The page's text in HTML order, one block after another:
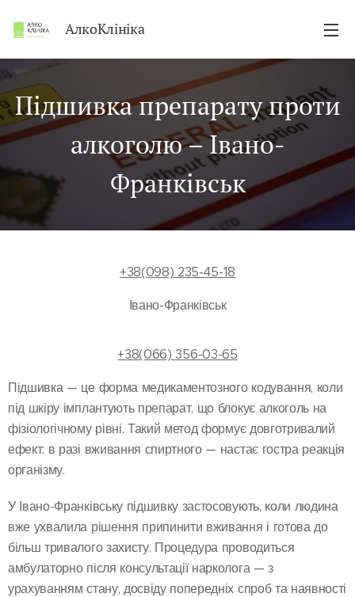
АлкоКлініка
Підшивка препарату проти
алкоголю – Івано-
Франківськ
+38(098) 235-45-18
Івано-Франківськ
+38(066) 356-03-65
Підшивка — це форма медикаментозного кодування, коли
під шкіру імплантують препарат, що блокує алкоголь на
фізіологічному рівні. Такий метод формує довготривалий
ефект: в разі вживання спиртного — настає гостра реакція
організму.
У Івано-Франківську підшивку застосовують, коли людина
вже ухвалила рішення припинити вживання і готова до
більш тривалого захисту. Процедура проводиться
амбулаторно після консультації нарколога — з
урахуванням стану, досвіду попередніх спроб та наявності